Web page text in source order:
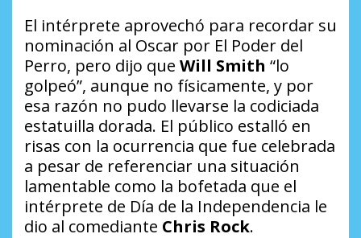
El intérprete aprovechó para recordar su
nominación al Oscar por El Poder del
Perro, pero dijo que Will Smith “lo
golpeó”, aunque no físicamente, y por
esa razón no pudo llevarse la codiciada
estatuilla dorada. El público estalló en
risas con la ocurrencia que fue celebrada
a pesar de referenciar una situación
lamentable como la bofetada que el
intérprete de Día de la Independencia le
dio al comediante Chris Rock.